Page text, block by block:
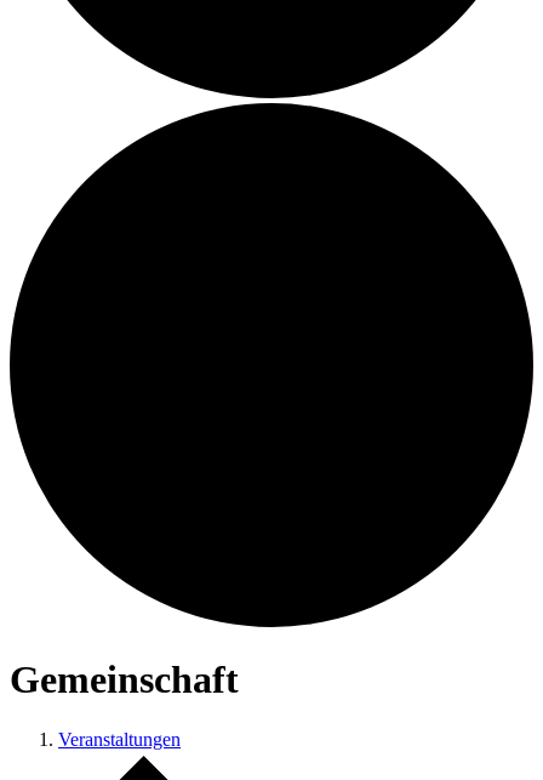
Gemeinschaft
Veranstaltungen